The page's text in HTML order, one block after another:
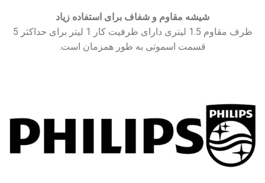
شیشه مقاوم و شفاف برای استفاده زیاد
ظرف مقاوم 1.5 لیتری دارای ظرفیت کار 1 لیتر برای حداکثر 5
قسمت اسموتی به طور همزمان است.